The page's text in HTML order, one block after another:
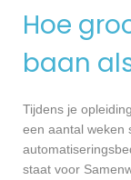
Hoe
baan
Tijdens je
een aantal weken
staat voor